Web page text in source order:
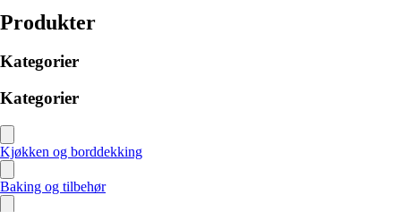
Produkter
Kategorier
Kategorier
Kjøkken og borddekking
Baking og tilbehør